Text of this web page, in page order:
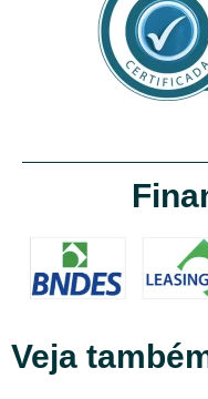
Veja